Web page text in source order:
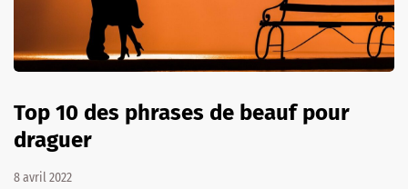
Top 10 des phrases de beauf pour
draguer
8 avril 2022